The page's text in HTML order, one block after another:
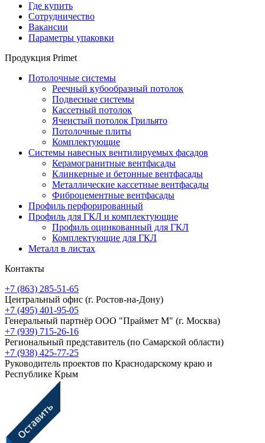
Где купить
Сотрудничество
Вакансии
Параметры упаковки
Продукция Primet
Потолочные системы
Реечный кубообразный потолок
Подвесные системы
Кассетный потолок
Ячеистый потолок Грильято
Потолочные плиты
Комплектующие
Системы навесных вентилируемых фасадов
Керамогранитные вентфасады
Клинкерные и бетонные вентфасады
Металлические кассетные вентфасады
Фиброцементные вентфасады
Профиль перфорированный
Профиль для ГКЛ и комплектующие
Профиль оцинкованный для ГКЛ
Комплектующие для ГКЛ
Металл в листах
Контакты
+7 (863) 285-51-65
Центральный офис (г. Ростов-на-Дону)
+7 (495) 401-95-05
Генеральный партнёр ООО "Праймет М" (г. Москва)
+7 (939) 715-26-16
Региональный представитель (по Самарской области)
+7 (938) 425-77-25
Руководитель проектов по Краснодарскому краю и
Республике Крым